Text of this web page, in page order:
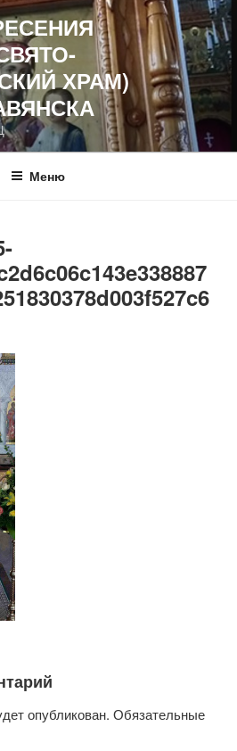
ХРАМ)
Меню
опубликован. Обязательные